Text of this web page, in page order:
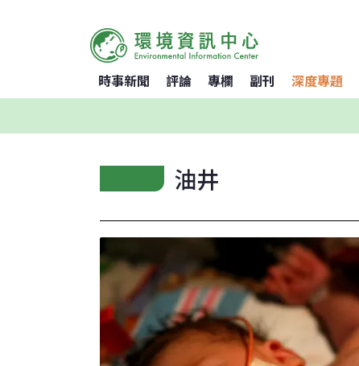
時事新聞 評論 專欄 副刊 深度專題
油井